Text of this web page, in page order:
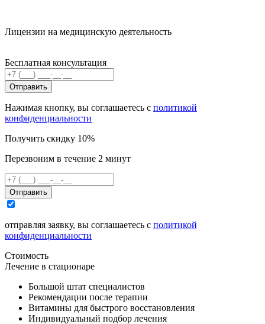
Лицензии на медицинскую деятельность
Бесплатная консультация
Отправить
Нажимая кнопку, вы соглашаетесь с политикой
конфиденциальности
Получить скидку 10%
Перезвоним в течение 2 минут
Отправить
отправляя заявку, вы соглашаетесь с политикой
конфиденциальности
Стоимость
Лечение в стационаре
Большой штат специалистов
Рекомендации после терапии
Витамины для быстрого восстановления
Индивидуальный подбор лечения